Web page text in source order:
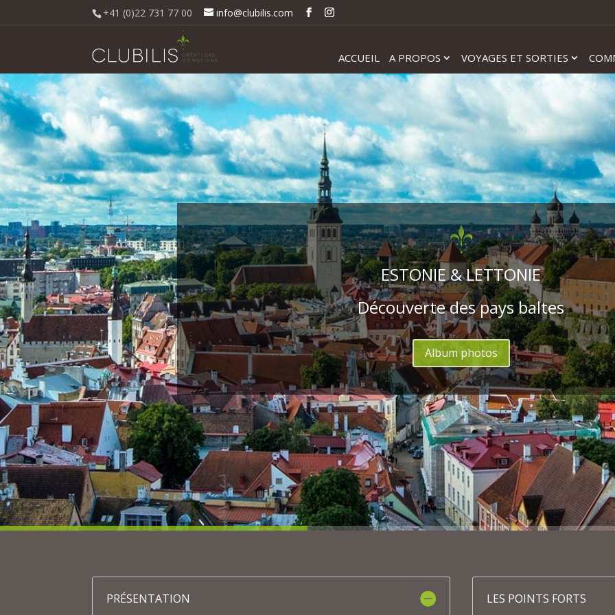
+41 (0)22 731 77 00 info@clubilis.com
ACCUEIL A PROPOS VOYAGES ET SORTIES
ESTONIE & LETTONIE
Découverte des pays baltes
Album photos
PRÉSENTATION LES POINTS FORTS